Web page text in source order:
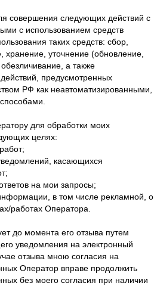
совершения следующих действий с
с использованием средств
таких средств: сбор,
хранение, уточнение (обновление,
а также
предусмотренных
РФ как неавтоматизированными,
для обработки моих
целях:
касающихся
на мои запросы;
в том числе рекламной, о
работах Оператора.
до момента его отзыва путем
уведомления на электронный
отзыва мною согласия на
Оператор вправе продолжить
без моего согласия при наличии